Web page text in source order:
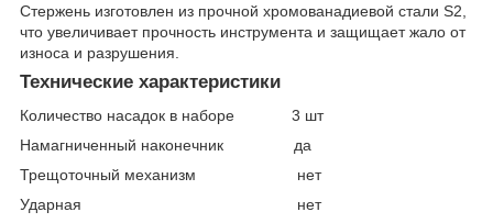
Стержень изготовлен из прочной хромованадиевой стали S2,
что увеличивает прочность инструмента и защищает жало от
износа и разрушения.
Технические характеристики
Количество насадок в наборе 3 шт
Намагниченный наконечник да
Трещоточный механизм нет
Ударная нет